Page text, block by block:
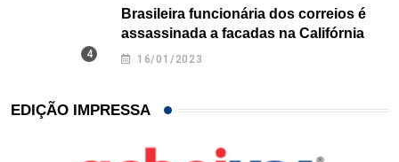
Brasileira funcionária dos correios é
assassinada a facadas na Califórnia
16/01/2023
EDIÇÃO IMPRESSA